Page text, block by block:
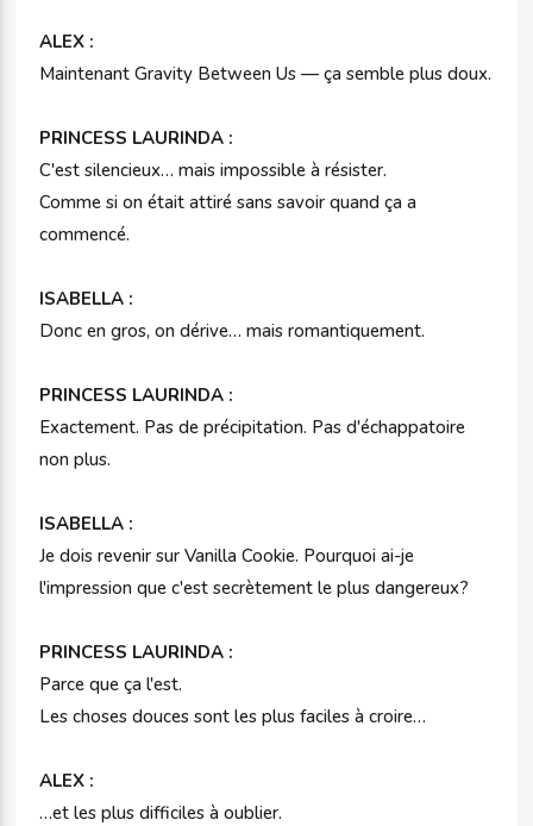
ALEX :
Maintenant Gravity Between Us — ça semble plus doux.
PRINCESS LAURINDA :
C'est silencieux… mais impossible à résister.
Comme si on était attiré sans savoir quand ça a
commencé.
ISABELLA :
Donc en gros, on dérive… mais romantiquement.
PRINCESS LAURINDA :
Exactement. Pas de précipitation. Pas d'échappatoire
non plus.
ISABELLA :
Je dois revenir sur Vanilla Cookie. Pourquoi ai-je
l'impression que c'est secrètement le plus dangereux?
PRINCESS LAURINDA :
Parce que ça l'est.
Les choses douces sont les plus faciles à croire…
ALEX :
…et les plus difficiles à oublier.